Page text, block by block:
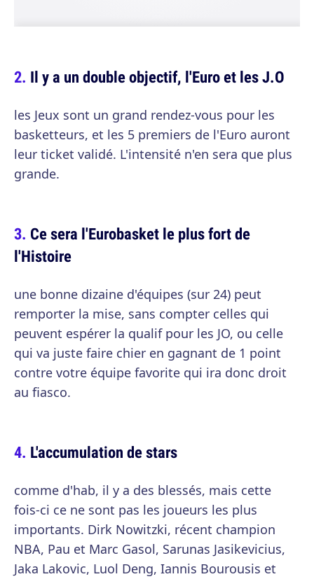
Il y a un double objectif, l'Euro et les J.O
les Jeux sont un grand rendez-vous pour les
basketteurs, et les 5 premiers de l'Euro auront
leur ticket validé. L'intensité n'en sera que plus
grande.
Ce sera l'Eurobasket le plus fort de
l'Histoire
une bonne dizaine d'équipes (sur 24) peut
remporter la mise, sans compter celles qui
peuvent espérer la qualif pour les JO, ou celle
qui va juste faire chier en gagnant de 1 point
contre votre équipe favorite qui ira donc droit
au fiasco.
L'accumulation de stars
comme d'hab, il y a des blessés, mais cette
fois-ci ce ne sont pas les joueurs les plus
importants. Dirk Nowitzki, récent champion
NBA, Pau et Marc Gasol, Sarunas Jasikevicius,
Jaka Lakovic, Luol Deng, Iannis Bourousis et